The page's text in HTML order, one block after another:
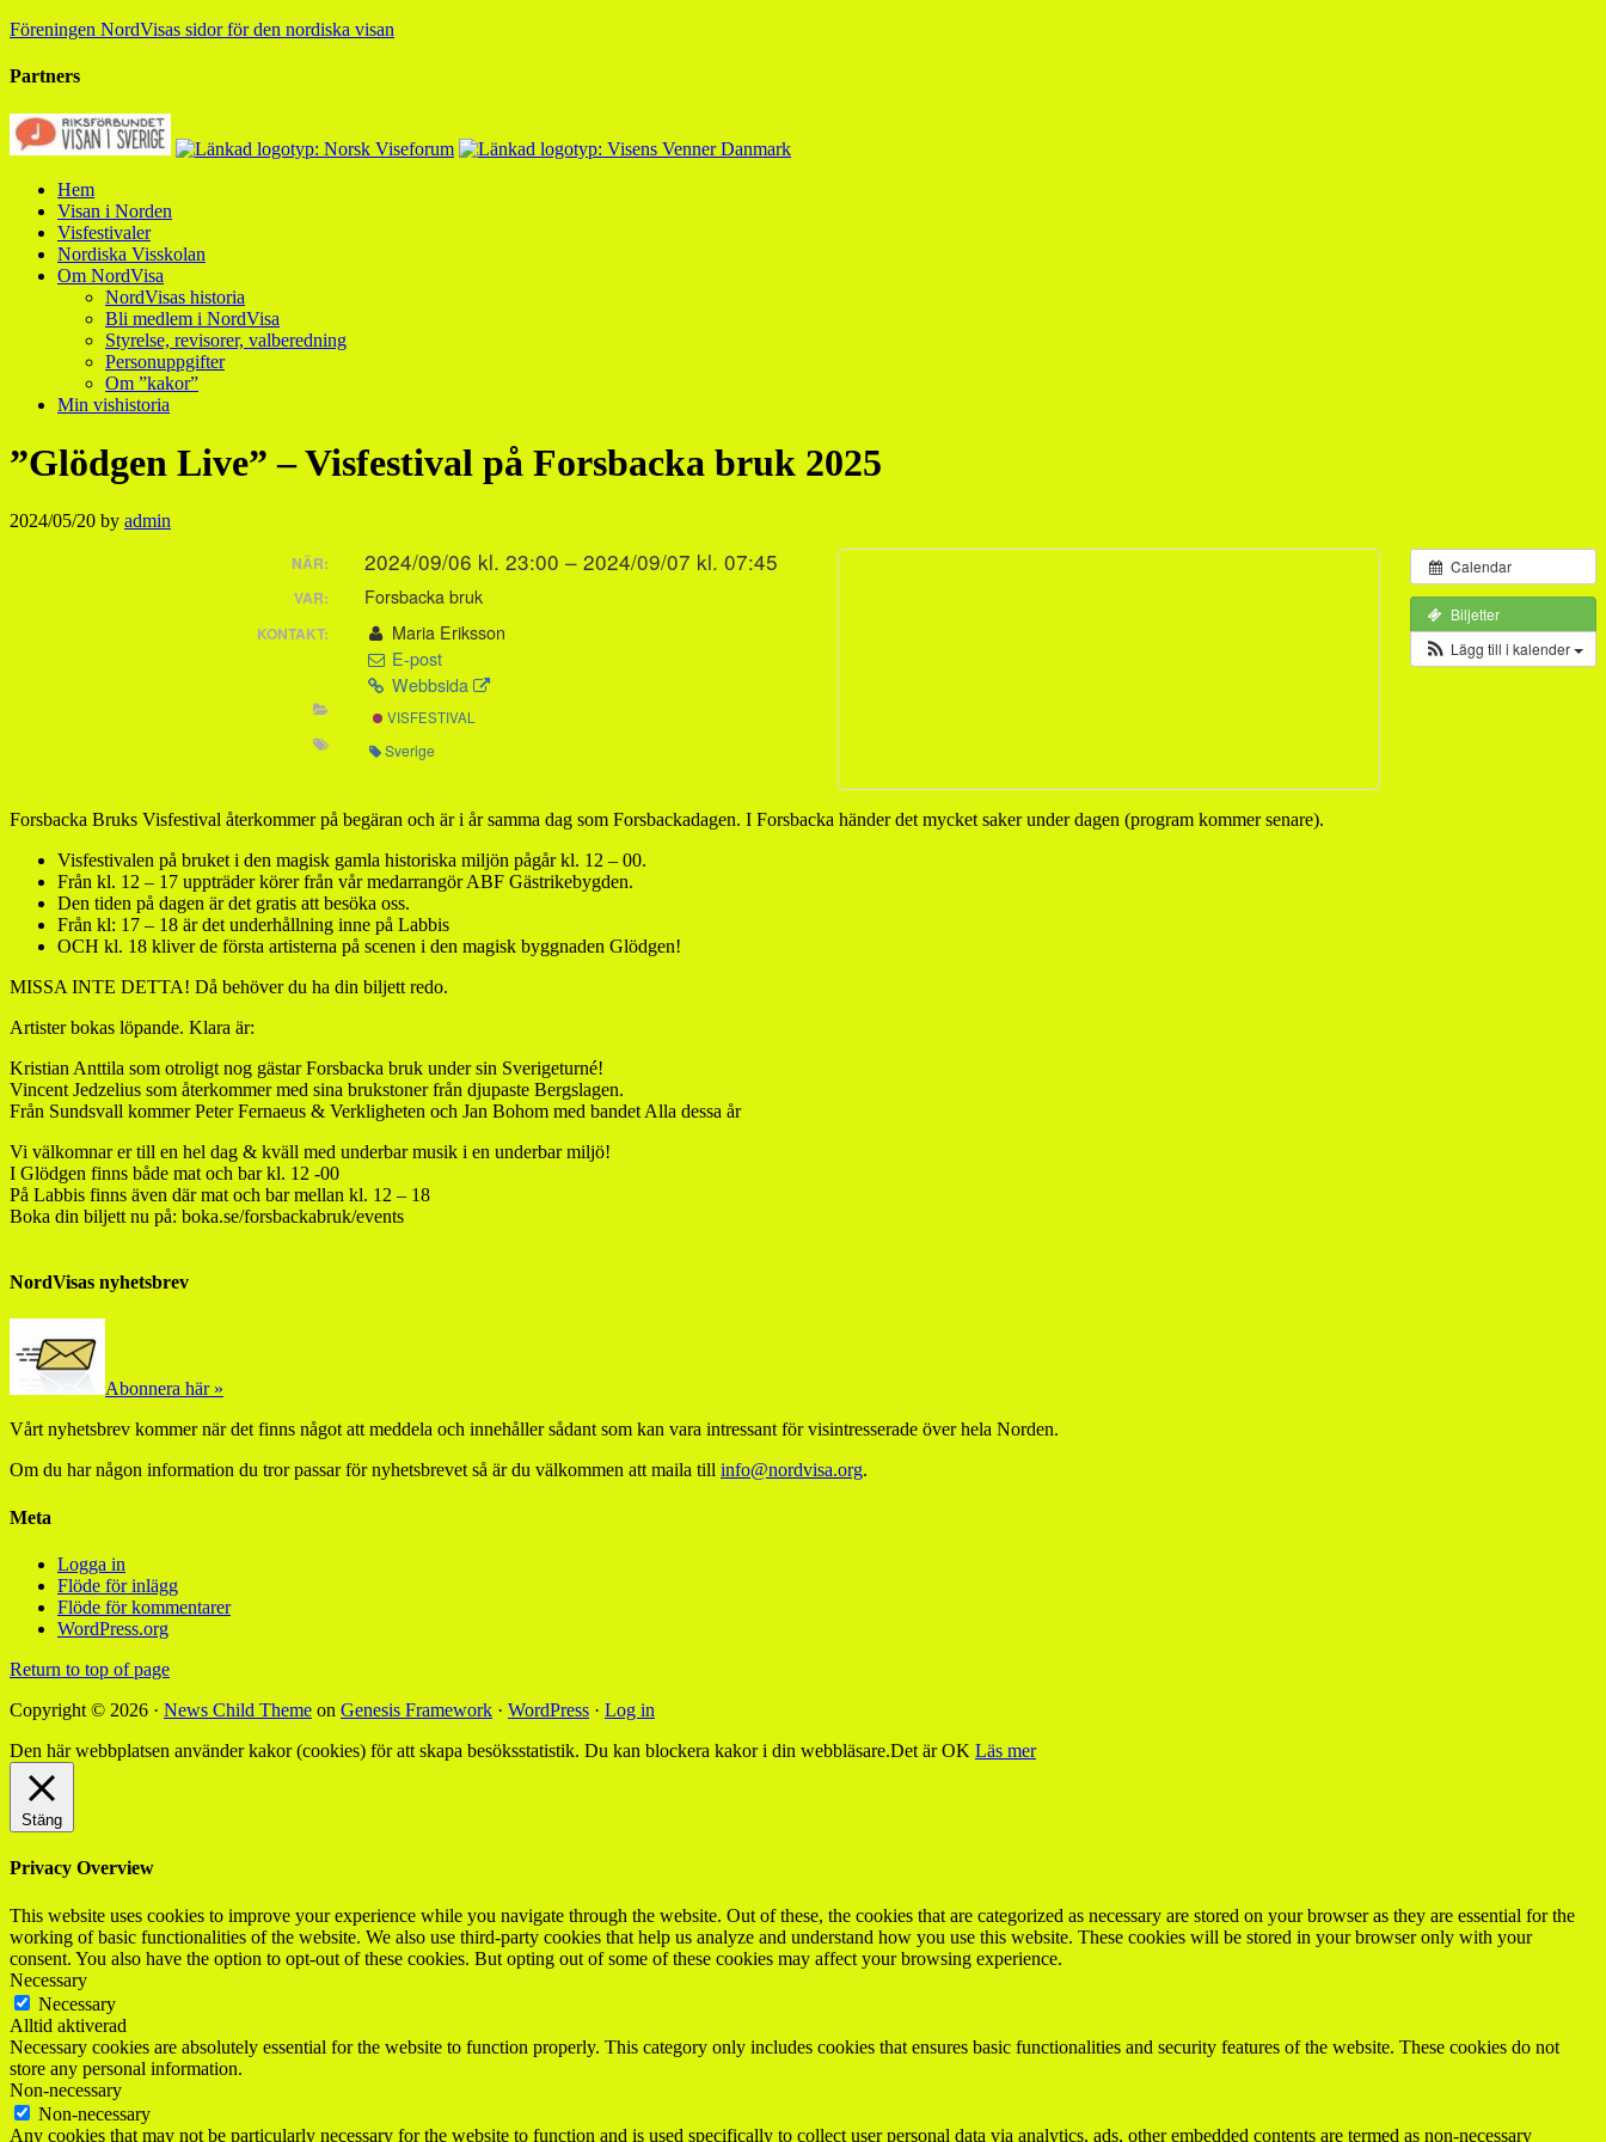
Föreningen NordVisas sidor för den nordiska visan
Partners
Hem
Visan i Norden
Visfestivaler
Nordiska Visskolan
Om NordVisa
NordVisas historia
Bli medlem i NordVisa
Styrelse, revisorer, valberedning
Personuppgifter
Om ”kakor”
Min vishistoria
”Glödgen Live” – Visfestival på Forsbacka bruk 2025
2024/05/20 by admin
Calendar
Biljetter
Lägg till i kalender
NÄR: 2024/09/06 kl. 23:00 – 2024/09/07 kl. 07:45
VAR: Forsbacka bruk
KONTAKT:
Maria Eriksson
E-post
Webbsida
VISFESTIVAL
Sverige
Forsbacka Bruks Visfestival återkommer på begäran och är i år samma dag som Forsbackadagen. I Forsbacka händer det mycket saker under dagen (program kommer senare).
Visfestivalen på bruket i den magisk gamla historiska miljön pågår kl. 12 – 00.
Från kl. 12 – 17 uppträder körer från vår medarrangör ABF Gästrikebygden.
Den tiden på dagen är det gratis att besöka oss.
Från kl: 17 – 18 är det underhållning inne på Labbis
OCH kl. 18 kliver de första artisterna på scenen i den magisk byggnaden Glödgen!
MISSA INTE DETTA! Då behöver du ha din biljett redo.
Artister bokas löpande. Klara är:
Kristian Anttila som otroligt nog gästar Forsbacka bruk under sin Sverigeturné!
Vincent Jedzelius som återkommer med sina brukstoner från djupaste Bergslagen.
Från Sundsvall kommer Peter Fernaeus & Verkligheten och Jan Bohom med bandet Alla dessa år
Vi välkomnar er till en hel dag & kväll med underbar musik i en underbar miljö!
I Glödgen finns både mat och bar kl. 12 -00
På Labbis finns även där mat och bar mellan kl. 12 – 18
Boka din biljett nu på: boka.se/forsbackabruk/events
NordVisas nyhetsbrev
Abonnera här »
Vårt nyhetsbrev kommer när det finns något att meddela och innehåller sådant som kan vara intressant för visintresserade över hela Norden.
Om du har någon information du tror passar för nyhetsbrevet så är du välkommen att maila till info@nordvisa.org.
Meta
Logga in
Flöde för inlägg
Flöde för kommentarer
WordPress.org
Return to top of page
Copyright © 2026 · News Child Theme on Genesis Framework · WordPress · Log in
Den här webbplatsen använder kakor (cookies) för att skapa besöksstatistik. Du kan blockera kakor i din webbläsare.Det är OK Läs mer
Stäng
Privacy Overview
This website uses cookies to improve your experience while you navigate through the website. Out of these, the cookies that are categorized as necessary are stored on your browser as they are essential for the
working of basic functionalities of the website. We also use third-party cookies that help us analyze and understand how you use this website. These cookies will be stored in your browser only with your
consent. You also have the option to opt-out of these cookies. But opting out of some of these cookies may affect your browsing experience.
Necessary
Necessary
Alltid aktiverad
Necessary cookies are absolutely essential for the website to function properly. This category only includes cookies that ensures basic functionalities and security features of the website. These cookies do not
store any personal information.
Non-necessary
Non-necessary
Any cookies that may not be particularly necessary for the website to function and is used specifically to collect user personal data via analytics, ads, other embedded contents are termed as non-necessary